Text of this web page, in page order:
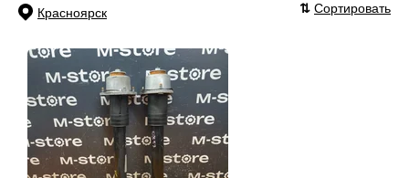
Красноярск ⇅ Сортировать